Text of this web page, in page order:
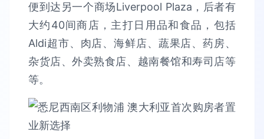
便到达另一个商场Liverpool Plaza，后者有
大约40间商店，主打日用品和食品，包括
Aldi超市、肉店、海鲜店、蔬果店、药房、
杂货店、外卖熟食店、越南餐馆和寿司店等
等。